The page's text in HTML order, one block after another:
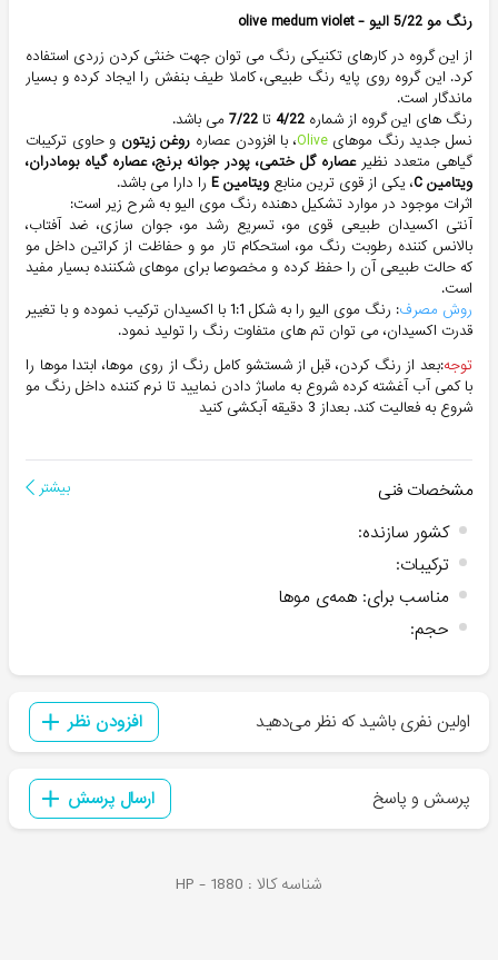
رنگ مو 5/22 الیو -
olive medum violet
از این گروه در کارهای تکنیکی رنگ می توان جهت خنثی کردن زردی استفاده
کرد. این گروه روی پایه رنگ طبیعی، کاملا طیف بنفش را ایجاد کرده و بسیار
ماندگار است.
رنگ های این گروه از شماره 4/22 تا 7/22 می باشد.
نسل جدید رنگ موهایOlive، با افزودن عصاره روغن زیتون و حاوی ترکیبات
گیاهی متعدد نظیرعصاره گل ختمی، پودر جوانه برنج، عصاره گیاه بومادران،
ویتامین C، یکی از قوی ترین منابع ویتامین E
را دارا می باشد.
اثرات موجود در موارد تشکیل دهنده رنگ موی الیو به شرح زیر است:
آنتی اکسیدان طبیعی قوی مو، تسریع رشد مو، جوان سازی، ضد آفتاب،
بالانس کننده رطوبت رنگ مو، استحکام تار مو و حفاظت از کراتین داخل مو
که حالت طبیعی آن را حفظ کرده و مخصوصا برای موهای شکننده بسیار مفید
است.
روش مصرف
: رنگ موی الیو را به شکل 1:1 با اکسیدان ترکیب نموده و با تغییر
قدرت اکسیدان، می توان تم های متفاوت رنگ را تولید نمود.
توجه:بعد از رنگ کردن، قبل از شستشو کامل رنگ از روی موها، ابتدا موها را
با کمی آب آغشته کرده شروع به ماساژ دادن نمایید تا نرم کننده داخل رنگ مو
شروع به فعالیت کند. بعداز 3 دقیقه آبکشی کنید
مشخصات فنی بیشتر
کشور سازنده:
ترکیبات:
مناسب برای: همه‌ی موها
حجم:
اولین نفری باشید که نظر می‌دهید افزودن نظر
پرسش و پاسخ ارسال پرسش
شناسه کالا : HP - 1880